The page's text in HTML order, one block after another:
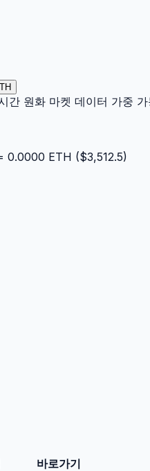
원화 마켓 데이터 가중 가
0.0000 ETH ($3,512.5)
바로가기